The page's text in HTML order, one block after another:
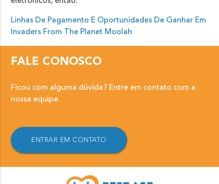
Linhas De Pagamento E Oportunidades De Ganhar Em
Invaders From The Planet Moolah
FALE CONOSCO
Ficou com alguma dúvida? Entre em contato com a
nossa equipe.
ENTRAR EM CONTATO